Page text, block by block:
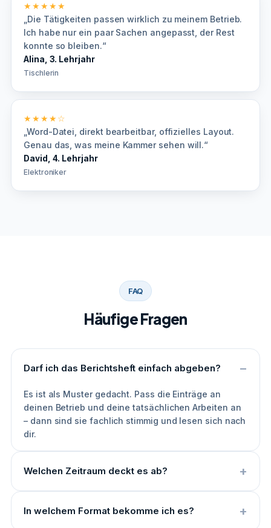
★★★★★
„Die Tätigkeiten passen wirklich zu meinem Betrieb.
Ich habe nur ein paar Sachen angepasst, der Rest
konnte so bleiben.“
Alina, 3. Lehrjahr
Tischlerin
★★★★☆
„Word-Datei, direkt bearbeitbar, offizielles Layout.
Genau das, was meine Kammer sehen will.“
David, 4. Lehrjahr
Elektroniker
FAQ
Häufige Fragen
Darf ich das Berichtsheft einfach abgeben?
Es ist als Muster gedacht. Pass die Einträge an
deinen Betrieb und deine tatsächlichen Arbeiten an
– dann sind sie fachlich stimmig und lesen sich nach
dir.
Welchen Zeitraum deckt es ab?
In welchem Format bekomme ich es?